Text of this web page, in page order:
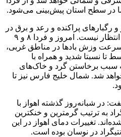
در سطح استان پیش‌بینی می‌شود.
رگبارهای پراکنده و رعد و برق در
ارتفاعات استانخوزستان دور از انتظار نیست. امروز و فردا ۸ و ۹
سرعت وزش بادها در مناطق غربی،
نسبتا شدید و همراه با
سبب برخاستن گرد و خاک‌های
شد. شمال خلیج فارس نیز تا
در شبانه‌روز گذشته اهواز با
درجه سانتیگراد به ترتیب گرمترین و خنکترین
تغییرات دمای اهواز در این